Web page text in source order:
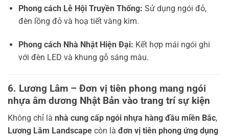
Phong cách Lễ Hội Truyền Thống: Sử dụng ngói đỏ,
đèn lồng đỏ và hoạ tiết vàng kim.
Phong cách Nhà Nhật Hiện Đại: Kết hợp mái ngói ghi
với đèn LED và khung gỗ sáng màu.
6. Lương Lâm – Đơn vị tiên phong mang ngói
nhựa âm dương Nhật Bản vào trang trí sự kiện
Không chỉ là nhà cung cấp ngói nhựa hàng đầu miền Bắc,
Lương Lâm Landscape còn là đơn vị tiên phong ứng dụng